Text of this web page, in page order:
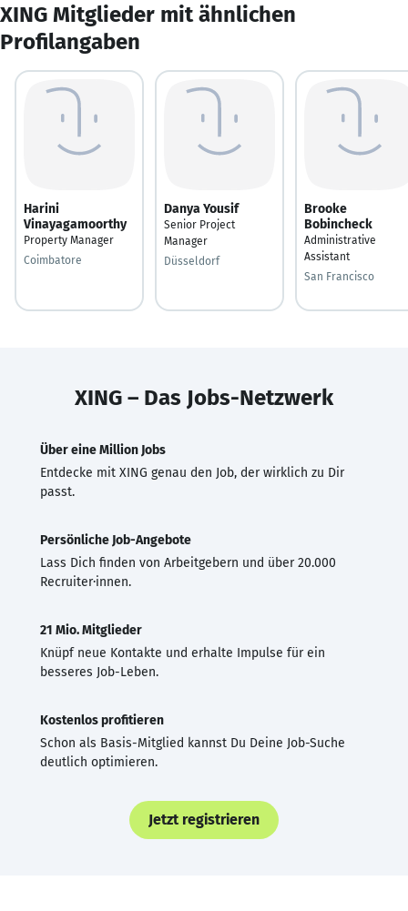
XING Mitglieder mit ähnlichen
Profilangaben
Harini
Vinayagamoorthy
Property Manager
Coimbatore
Danya Yousif
Senior Project
Manager
Düsseldorf
Brooke
Bobincheck
Administrative
Assistant
San Francisco
XING – Das Jobs-Netzwerk
Über eine Million Jobs
Entdecke mit XING genau den Job, der wirklich zu Dir
passt.
Persönliche Job-Angebote
Lass Dich finden von Arbeitgebern und über 20.000
Recruiter·innen.
21 Mio. Mitglieder
Knüpf neue Kontakte und erhalte Impulse für ein
besseres Job-Leben.
Kostenlos profitieren
Schon als Basis-Mitglied kannst Du Deine Job-Suche
deutlich optimieren.
Jetzt registrieren